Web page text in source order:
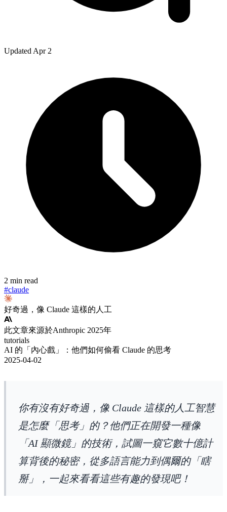
Updated Apr 2
2 min read
#claude
好奇過，像 Claude 這樣的人工
此文章來源於Anthropic 2025年
tutorials
AI 的「內心戲」：他們如何偷看 Claude 的思考
2025-04-02
你有沒有好奇過，像 Claude 這樣的人工智慧
是怎麼「思考」的？他們正在開發一種像
「AI 顯微鏡」的技術，試圖一窺它數十億計
算背後的秘密，從多語言能力到偶爾的「瞎
掰」，一起來看看這些有趣的發現吧！